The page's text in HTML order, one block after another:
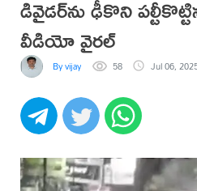
డివైడర్‌ను ఢీకొని
వీడియో వైరల్
By vijay 58 Jul 06,